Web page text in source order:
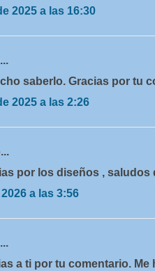
2025 a las 16:30
saberlo. Gracias por tu
2025 a las 2:26
por los diseños , saludos
a las 3:56
a ti por tu comentario.